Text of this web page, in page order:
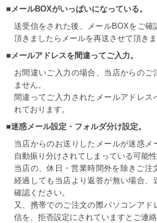
■メールBOXがいっぱいになっている。
送受信をされた後、メールBOXをご
頂きましたらメールを再送させて頂きま
■メールアドレスを間違ってご入力。
お間違いご入力の場合、当店からのご
ません。
間違ってご入力されたメールアドレス
れております。
■迷惑メール設定・フォルダ分け設定。
当店からのお送りしたメールが迷惑
自動振り分けされてしまっている可能性
当店の、休日・営業時間外を除きご注
経過しても当店より返答が無い場合
確認ください。
又、携帯でのご注文の際パソコンア
信を、拒否設定にされていますとご連絡